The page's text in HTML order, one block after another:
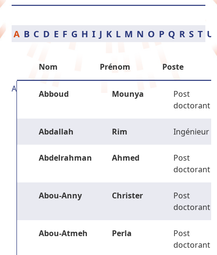
A B C D E F G H I J K L M N O P Q R S T U
Nom Prénom Poste
A Abboud Mounya
Post
doctorant
Abdallah Rim Ingénieur
Abdelrahman Ahmed
Post
doctorant
Abou-Anny Christer
Post
doctorant
Abou-Atmeh Perla
Post
doctorant